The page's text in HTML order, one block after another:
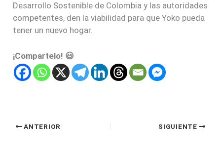
Desarrollo Sostenible de Colombia y las autoridades
competentes, den la viabilidad para que Yoko pueda
tener un nuevo hogar.
¡Compartelo! 😃
ANTERIOR SIGUIENTE